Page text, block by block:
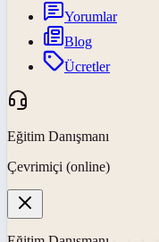
Yorumlar
Blog
Ücretler
Eğitim Danışmanı
Çevrimiçi (online)